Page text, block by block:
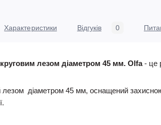
Характеристики Відгуків 0
круговим лезом діаметром 45 мм. Olfa- це
діаметром 45 мм, оснащений